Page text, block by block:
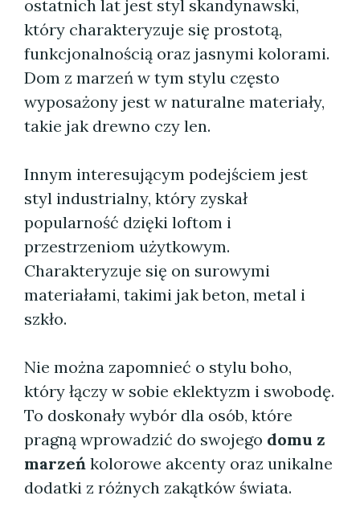
ostatnich lat jest styl skandynawski,
który charakteryzuje się prostotą,
funkcjonalnością oraz jasnymi kolorami.
Dom z marzeń w tym stylu często
wyposażony jest w naturalne materiały,
takie jak drewno czy len.
Innym interesującym podejściem jest
styl industrialny, który zyskał
popularność dzięki loftom i
przestrzeniom użytkowym.
Charakteryzuje się on surowymi
materiałami, takimi jak beton, metal i
szkło.
Nie można zapomnieć o stylu boho,
który łączy w sobie eklektyzm i swobodę.
To doskonały wybór dla osób, które
pragną wprowadzić do swojego domu z
marzeń kolorowe akcenty oraz unikalne
dodatki z różnych zakątków świata.